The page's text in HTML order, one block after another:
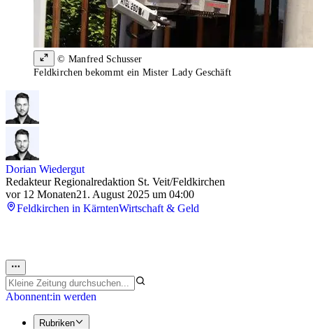
© Manfred Schusser
Feldkirchen bekommt ein Mister Lady Geschäft
Dorian Wiedergut
Redakteur Regionalredaktion St. Veit/Feldkirchen
vor 12 Monaten21. August 2025 um 04:00
Feldkirchen in KärntenWirtschaft & Geld
Abonnent:in werden
Rubriken